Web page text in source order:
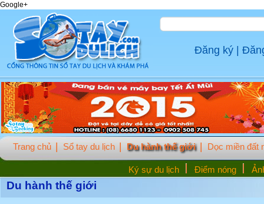
Google+
Đăng ký
Trang chủ Sổ tay du lịch Du hành thế giới
Ký sự du lịch Điểm nóng
Dọc miền đất
Du hành thế giới